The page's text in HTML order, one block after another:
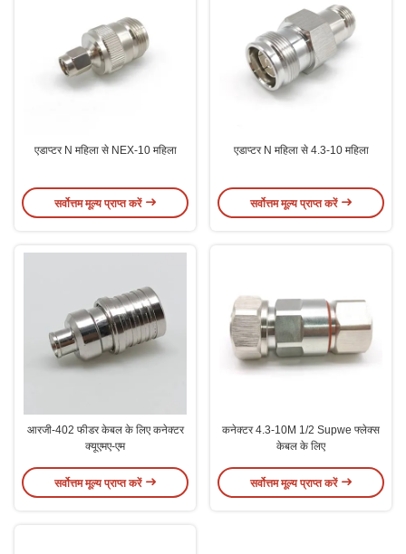
एडाप्टर N महिला से NEX-10 महिला
सर्वोत्तम मूल्य प्राप्त करें
एडाप्टर N महिला से 4.3-10 महिला
सर्वोत्तम मूल्य प्राप्त करें
आरजी-402 फीडर केबल के लिए कनेक्टर
क्यूएमए-एम
सर्वोत्तम मूल्य प्राप्त करें
कनेक्टर 4.3-10M 1/2 Supwe फ्लेक्स
केबल के लिए
सर्वोत्तम मूल्य प्राप्त करें